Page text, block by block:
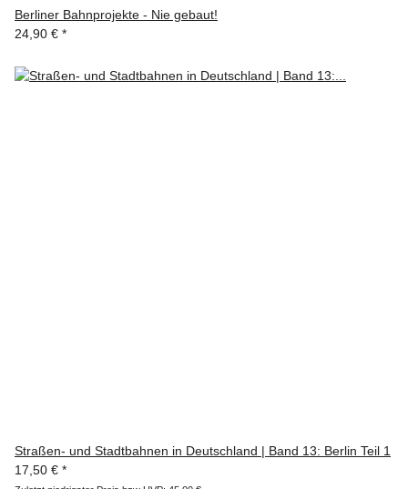
Berliner Bahnprojekte - Nie gebaut!
24,90 € *
Straßen- und Stadtbahnen in Deutschland | Band 13: Berlin Teil 1
17,50 € *